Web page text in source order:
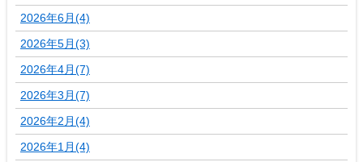
2026年6月(4)
2026年5月(3)
2026年4月(7)
2026年3月(7)
2026年2月(4)
2026年1月(4)